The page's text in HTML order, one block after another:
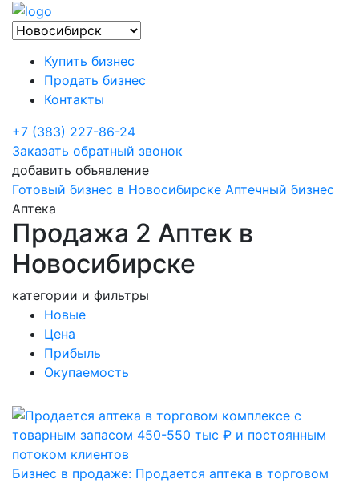
Купить бизнес
Продать бизнес
Контакты
+7 (383) 227-86-24
Заказать обратный звонок
добавить объявление
Готовый бизнес в Новосибирске Аптечный бизнес
Аптека
Продажа 2 Аптек в
Новосибирске
категории и фильтры
Новые
Цена
Прибыль
Окупаемость
Бизнес в продаже: Продается аптека в торговом